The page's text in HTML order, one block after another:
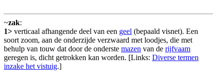
~zak:
1> verticaal afhangende deel van een geel (bepaald visnet). Een
soort zoom, aan de onderzijde verzwaard met loodjes, die met
behulp van touw dat door de onderste mazen van de rijfvaam
geregen is, dicht getrokken kan worden. [Links: Diverse termen
inzake het vistuig.]